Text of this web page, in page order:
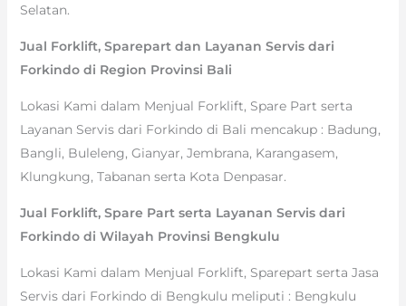
Selatan.
Jual Forklift, Sparepart dan Layanan Servis dari
Forkindo di Region Provinsi Bali
Lokasi Kami dalam Menjual Forklift, Spare Part serta
Layanan Servis dari Forkindo di Bali mencakup : Badung,
Bangli, Buleleng, Gianyar, Jembrana, Karangasem,
Klungkung, Tabanan serta Kota Denpasar.
Jual Forklift, Spare Part serta Layanan Servis dari
Forkindo di Wilayah Provinsi Bengkulu
Lokasi Kami dalam Menjual Forklift, Sparepart serta Jasa
Servis dari Forkindo di Bengkulu meliputi : Bengkulu